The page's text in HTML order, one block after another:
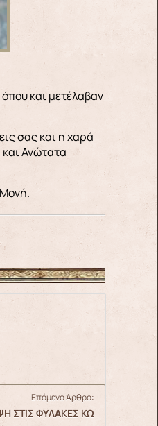
και μετέλαβαν
σας και η χαρά
Ανώτατα
Επόμενο Άρθρο:
ΣΤΙΣ ΦΥΛΑΚΕΣ ΚΩ